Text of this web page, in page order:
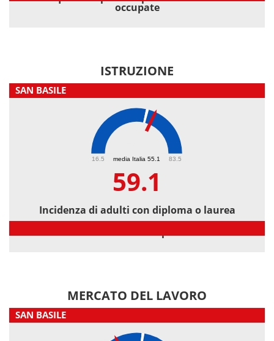
occupate
ISTRUZIONE
SAN BASILE
media Italia 55.1
16.5 83.5
59.1
Incidenza di adulti con diploma o laurea
MERCATO DEL LAVORO
SAN BASILE